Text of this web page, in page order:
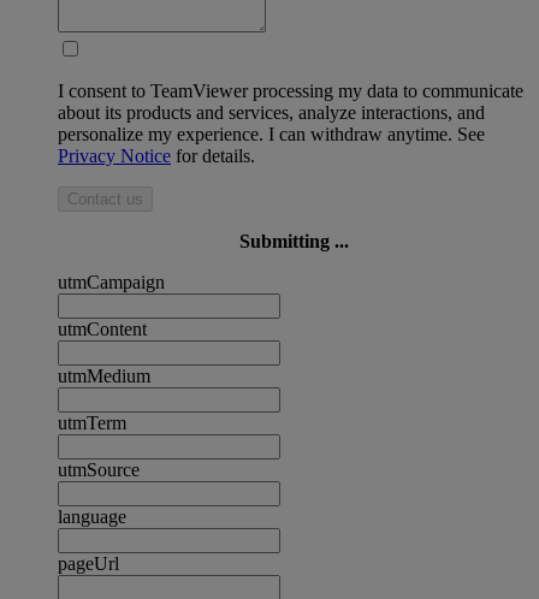
I consent to TeamViewer processing my data to communicate
about its products and services, analyze interactions, and
personalize my experience. I can withdraw anytime. See
Privacy Notice for details.
Contact us
Submitting ...
utmCampaign
utmContent
utmMedium
utmTerm
utmSource
language
pageUrl